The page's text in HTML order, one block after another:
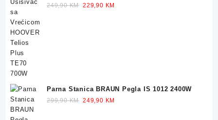
TE70 700W
249,90KM Original
229,90 KM
Parna Stanica BRAUN Pegla IS 1012 2400W
299,90KM Original
249,90 KM